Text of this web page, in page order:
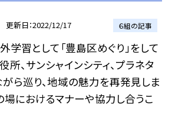
更新日 2022/12/17 ６組の記事
学習として「豊島区めぐり」をして
所、サンシャインシティ、プラネタ
ら巡り、地域の魅力を再発見しま
場におけるマナーや協力し合うこ